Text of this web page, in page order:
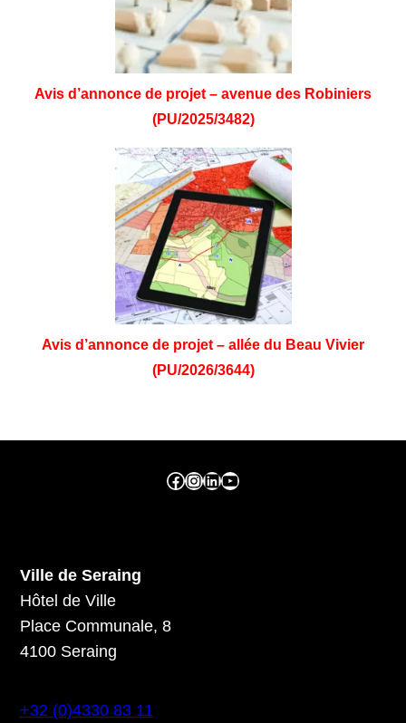
Avis d’annonce de projet – avenue des Robiniers
(PU/2025/3482)
Avis d’annonce de projet – allée du Beau Vivier
(PU/2026/3644)
Facebook ville de seraing Instragram ville de seraing linkedin – ville de seraing YouTube
Ville de Seraing
Hôtel de Ville
Place Communale, 8
4100 Seraing
+32 (0)4330 83 11